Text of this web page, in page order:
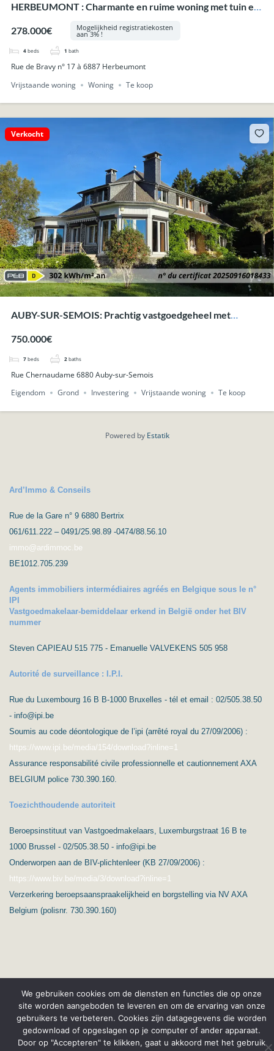
HERBEUMONT : Charmante en ruime woning met tuin en
278.000€
Mogelijkheid registratiekosten
aan 3% !
4 beds 1 bath
Rue de Bravy n° 17 à 6887 Herbeumont
Vrijstaande woning
Woning Te koop
Verkocht
AUBY-SUR-SEMOIS: Prachtig vastgoedgeheel met
over de vallei.
750.000€
7 beds 2 baths
Rue Chernaudame 6880 Auby-sur-Semois
Eigendom
Grond Investering Vrijstaande woning Te koop
Powered by Estatik
Ard’Immo & Conseils
Rue de la Gare n° 9 6880 Bertrix
061/611.222 – 0491/25.98.89 -0474/88.56.10
immo@ardimmoc.be
BE1012.705.239
Agents immobiliers intermédiaires agréés en Belgique sous le n°
IPI
Vastgoedmakelaar-bemiddelaar erkend in België onder het BIV
nummer
Steven CAPIEAU 515 775 - Emanuelle VALVEKENS 505 958
Autorité de surveillance : I.P.I.
Rue du Luxembourg 16 B B-1000 Bruxelles - tél et email : 02/505.38.50
- info@ipi.be
Soumis au code déontologique de l’ipi (arrêté royal du 27/09/2006) :
https://www.ipi.be/media/154/download?inline=1
Assurance responsabilité civile professionnelle et cautionnement AXA
BELGIUM police 730.390.160.
Toezichthoudende autoriteit
Beroepsinstituut van Vastgoedmakelaars, Luxemburgstraat 16 B te
1000 Brussel - 02/505.38.50 - info@ipi.be
Onderworpen aan de BIV-plichtenleer (KB 27/09/2006) :
https://www.biv.be/media/3/download?inline=1
Verzerkering beroepsaanspraakelijkheid en borgstelling via NV AXA
Belgium (polisnr. 730.390.160)
(C) Ard’immo & Conseils Privacybescherming & GPDR
Français Wettelijke vermeldingen
We gebruiken cookies om de diensten en functies die op onze
site worden aangeboden te leveren en om de ervaring van onze
gebruikers te verbeteren. Cookies zijn datagegevens die worden
gedownload of opgeslagen op je computer of ander apparaat.
Door op "Accepteren" te klikken, gaat u akkoord met het gebruik